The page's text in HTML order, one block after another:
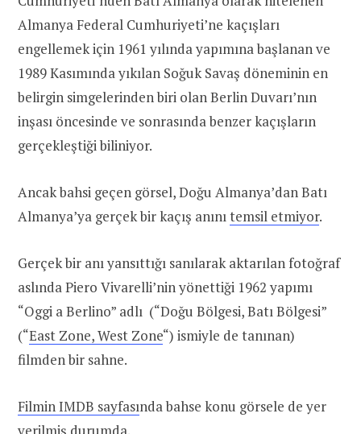
Almanya Federal Cumhuriyeti’ne kaçışları
engellemek için 1961 yılında yapımına başlanan ve
1989 Kasımında yıkılan Soğuk Savaş döneminin en
belirgin simgelerinden biri olan Berlin Duvarı’nın
inşası öncesinde ve sonrasında benzer kaçışların
gerçekleştiği biliniyor.
Ancak bahsi geçen görsel, Doğu Almanya’dan Batı
Almanya’ya gerçek bir kaçış anınıtemsil etmiyor.
Gerçek bir anı yansıttığı sanılarak aktarılan fotoğraf
aslında Piero Vivarelli’nin yönettiği 1962 yapımı
“Oggi a Berlino” adlı (“Doğu Bölgesi, Batı Bölgesi”
(“East Zone, West Zone“) ismiyle de tanınan)
filmden bir sahne.
Filmin IMDB sayfasında bahse konu görsele de yer